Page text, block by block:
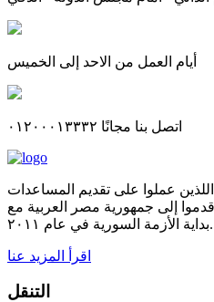
أيام العمل من الاحد إلى الخميس
اتصل بنا مجانًا ٠١٢٠٠٠١٣٣٣٢
عملوا على تقديم المساعدات
قدموا إلى جمهورية مصر العربية مع
بداية الأزمة السورية في عام ٢٠١١.
اقرأ المزيد عنا
التنقل